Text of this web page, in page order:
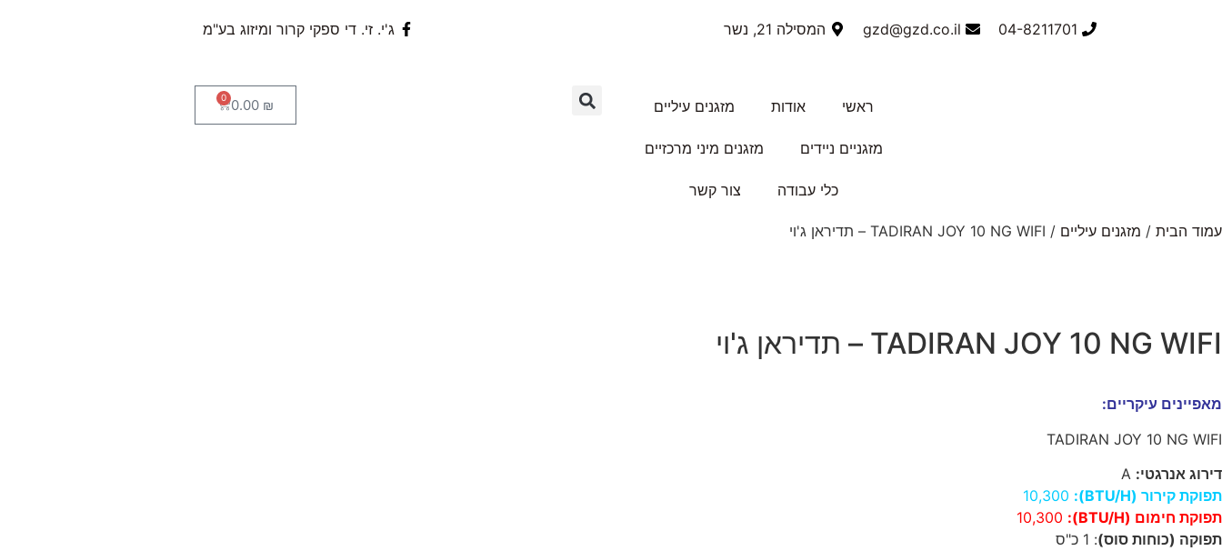
04-8211701
gzd@gzd.co.il המסילה 21, נשר ג'י. זי. די ספקי קרור ומיזוג בע"מ
ראשי אודות מזגנים עיליים
מזגניים ניידים מזגנים מיני מרכזיים
כלי עבודה צור קשר
0.00 ₪
0
עמוד הבית / מזגנים עיליים / TADIRAN JOY 10 NG WIFI – תדיראן ג'וי
TADIRAN JOY 10 NG WIFI – תדיראן ג'וי
מאפיינים עיקריים:
TADIRAN JOY 10 NG WIFI
דירוג אנרגטי: A
תפוקת קירור (BTU/H):
תפוקת חימום (BTU/H):
תפוקה (כוחות סוס): 1 כ"ס